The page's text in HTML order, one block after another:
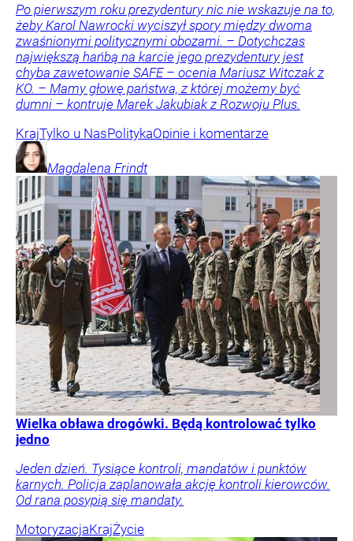
Po pierwszym roku prezydentury nic nie wskazuje na to,
żeby Karol Nawrocki wyciszył spory między dwoma
zwaśnionymi politycznymi obozami. – Dotychczas
największą hańbą na karcie jego prezydentury jest
chyba zawetowanie SAFE – ocenia Mariusz Witczak z
KO. – Mamy głowę państwa, z której możemy być
dumni – kontruje Marek Jakubiak z Rozwoju Plus.
KrajTylko u NasPolitykaOpinie i komentarze
Magdalena Frindt
Wielka obława drogówki. Będą kontrolować tylko
jedno
Jeden dzień. Tysiące kontroli, mandatów i punktów
karnych. Policja zaplanowała akcję kontroli kierowców.
Od rana posypią się mandaty.
MotoryzacjaKrajŻycie